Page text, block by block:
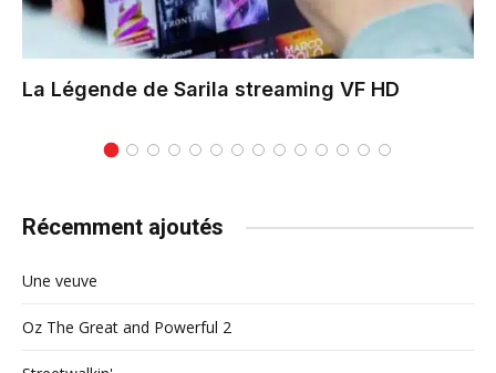
La Légende de Sarila streaming VF HD
Récemment ajoutés
Une veuve
Oz The Great and Powerful 2